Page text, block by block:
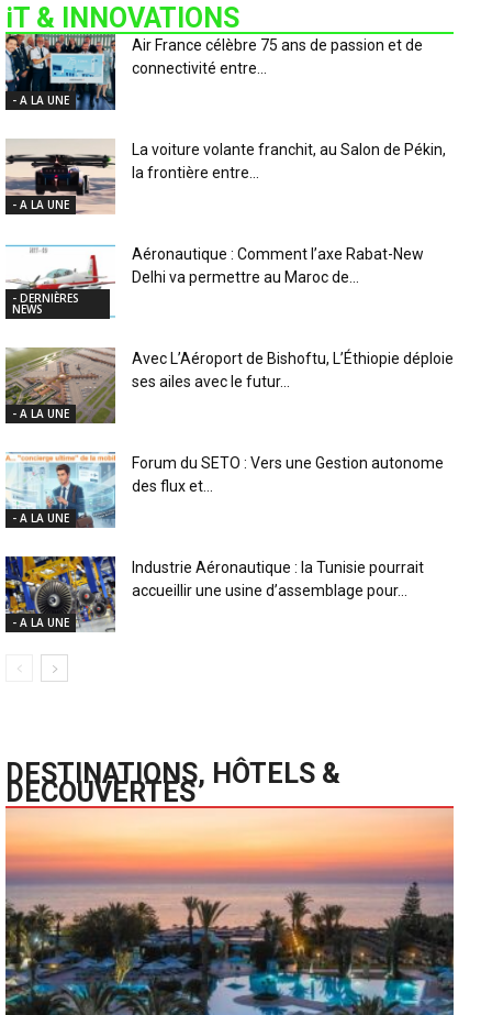
iT & INNOVATIONS
- A LA UNE
Air France célèbre 75 ans de passion et de
connectivité entre...
- A LA UNE
La voiture volante franchit, au Salon de Pékin,
la frontière entre...
- DERNIÈRES
NEWS
Aéronautique : Comment l’axe Rabat-New
Delhi va permettre au Maroc de...
- A LA UNE
Avec L’Aéroport de Bishoftu, L’Éthiopie déploie
ses ailes avec le futur...
- A LA UNE
Forum du SETO : Vers une Gestion autonome
des flux et...
- A LA UNE
Industrie Aéronautique : la Tunisie pourrait
accueillir une usine d’assemblage pour...
DESTINATIONS, HÔTELS &
DECOUVERTES